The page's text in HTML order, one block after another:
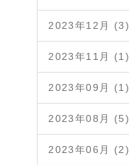
2023年12月 (3)
2023年11月 (1)
2023年09月 (1)
2023年08月 (5)
2023年06月 (2)